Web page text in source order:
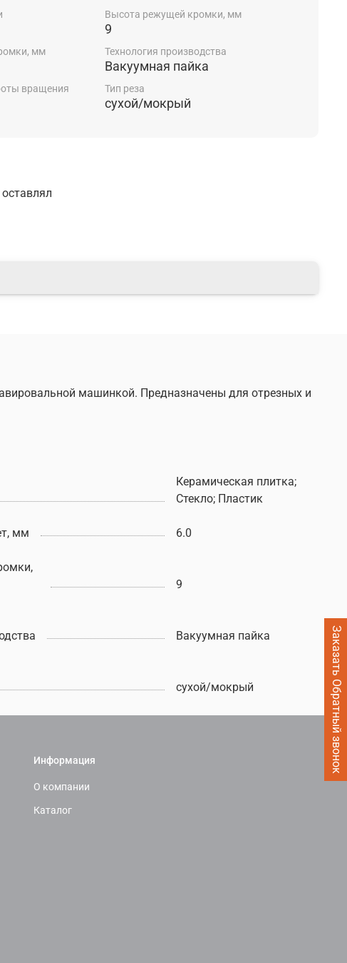
Заказать Обратный звонок
Высота режущей кромки, мм
9
мм Технология производства
Вакуумная пайка
вращения
Тип реза
сухой/мокрый
машинкой. Предназначены для отрезных и
Керамическая плитка;
Стекло; Пластик
мм 6.0
9
Вакуумная пайка
сухой/мокрый
Информация
О компании
Каталог